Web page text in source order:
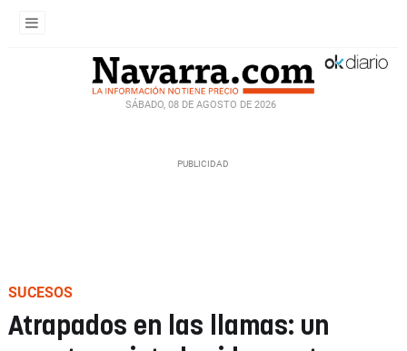
SÁBADO, 08 DE AGOSTO DE 2026
SUCESOS
Atrapados en las llamas: un